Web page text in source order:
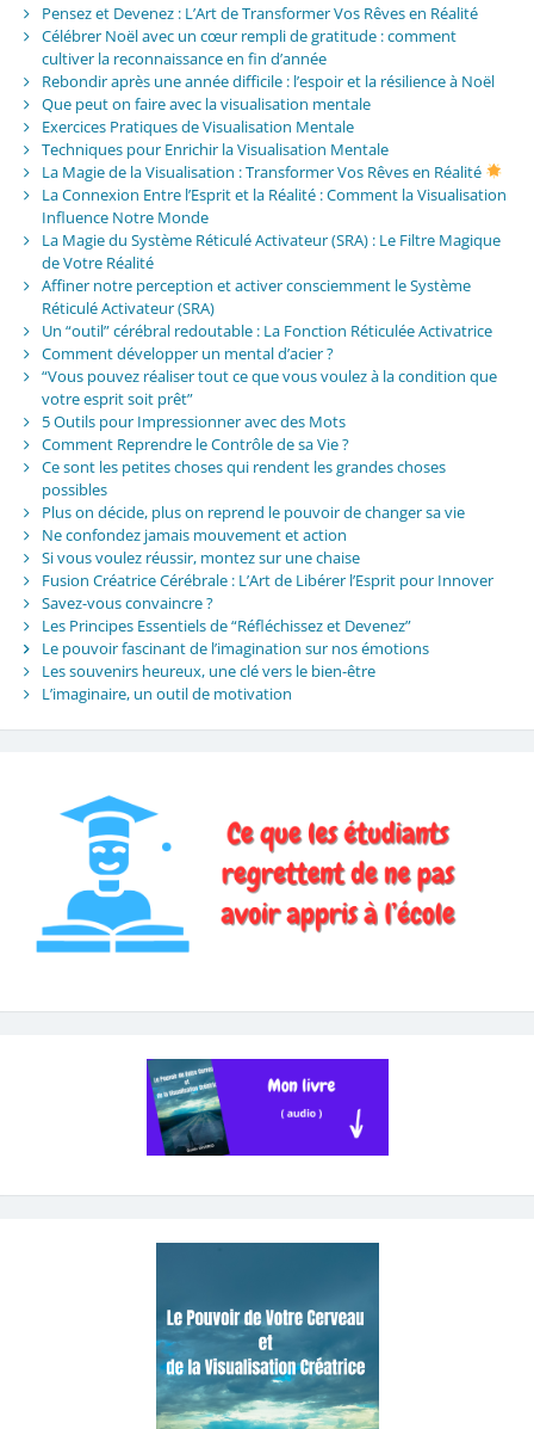
Pensez et Devenez : L’Art de Transformer Vos Rêves en Réalité
Célébrer Noël avec un cœur rempli de gratitude : comment
cultiver la reconnaissance en fin d’année
Rebondir après une année difficile : l’espoir et la résilience à Noël
Que peut on faire avec la visualisation mentale
Exercices Pratiques de Visualisation Mentale
Techniques pour Enrichir la Visualisation Mentale
La Magie de la Visualisation : Transformer Vos Rêves en Réalité
La Connexion Entre l’Esprit et la Réalité : Comment la Visualisation
Influence Notre Monde
La Magie du Système Réticulé Activateur (SRA) : Le Filtre Magique
de Votre Réalité
Affiner notre perception et activer consciemment le Système
Réticulé Activateur (SRA)
Un “outil” cérébral redoutable : La Fonction Réticulée Activatrice
Comment développer un mental d’acier ?
“Vous pouvez réaliser tout ce que vous voulez à la condition que
votre esprit soit prêt”
5 Outils pour Impressionner avec des Mots
Comment Reprendre le Contrôle de sa Vie ?
Ce sont les petites choses qui rendent les grandes choses
possibles
Plus on décide, plus on reprend le pouvoir de changer sa vie
Ne confondez jamais mouvement et action
Si vous voulez réussir, montez sur une chaise
Fusion Créatrice Cérébrale : L’Art de Libérer l’Esprit pour Innover
Savez-vous convaincre ?
Les Principes Essentiels de “Réfléchissez et Devenez”
Le pouvoir fascinant de l’imagination sur nos émotions
Les souvenirs heureux, une clé vers le bien-être
L’imaginaire, un outil de motivation